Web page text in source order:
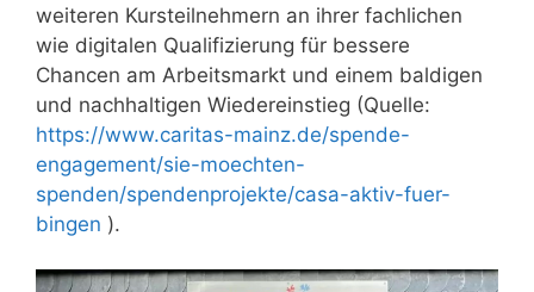
weiteren Kursteilnehmern an ihrer fachlichen
wie digitalen Qualifizierung für bessere
Chancen am Arbeitsmarkt und einem baldigen
und nachhaltigen Wiedereinstieg (Quelle:
https://www.caritas-mainz.de/spende-
engagement/sie-moechten-
spenden/spendenprojekte/casa-aktiv-fuer-
bingen ).